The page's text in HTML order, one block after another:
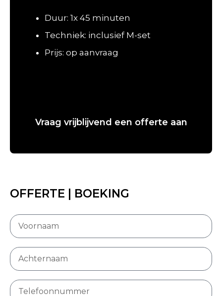
Duur: 1x 45 minuten
Techniek: inclusief M-set
Prijs: op aanvraag
Vraag vrijblijvend een offerte aan
OFFERTE | BOEKING